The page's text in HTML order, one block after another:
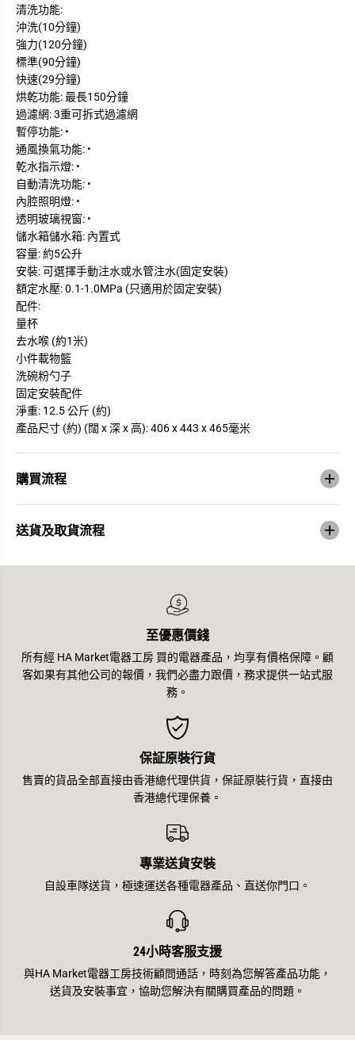
清洗功能:
沖洗(10分鐘)
強力(120分鐘)
標準(90分鐘)
快速(29分鐘)
烘乾功能: 最長150分鐘
過濾網: 3重可拆式過濾網
暫停功能: •
通風換氣功能: •
乾水指示燈: •
自動清洗功能: •
內腔照明燈: •
透明玻璃視窗: •
儲水箱儲水箱: 內置式
容量: 約5公升
安裝: 可選擇手動注水或水管注水(固定安裝)
額定水壓: 0.1-1.0MPa (只適用於固定安裝)
配件:
量杯
去水喉 (約1米)
小件載物籃
洗碗粉勺子
固定安裝配件
淨重: 12.5 公斤 (約)
產品尺寸 (約) (闊 x 深 x 高): 406 x 443 x 465毫米
購買流程
送貨及取貨流程
至優惠價錢
所有經 HA Market電器工房 買的電器產品，均享有價格保障。顧
客如果有其他公司的報價，我們必盡力跟價，務求提供一站式服
務。
保証原裝行貨
售賣的貨品全部直接由香港總代理供貨，保証原裝行貨，直接由
香港總代理保養。
專業送貨安裝
自設車隊送貨，極速運送各種電器產品、直送你門口。
24小時客服支援
與HA Market電器工房技術顧問通話，時刻為您解答產品功能，
送貨及安裝事宜，協助您解決有關購買產品的問題。